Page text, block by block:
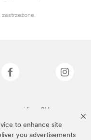
to enhance site
you advertisements
firmy 3M.